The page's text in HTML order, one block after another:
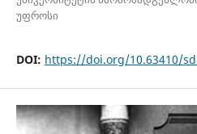
უფროსი
DOI: https://doi.org/10.63410/